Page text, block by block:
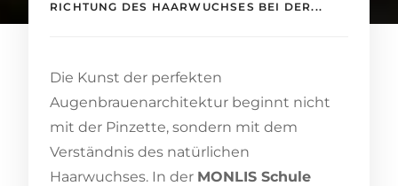
RICHTUNG DES HAARWUCHSES BEI DER...
Die Kunst der perfekten
Augenbrauenarchitektur beginnt nicht
mit der Pinzette, sondern mit dem
Verständnis des natürlichen
Haarwuchses. In der MONLIS Schule